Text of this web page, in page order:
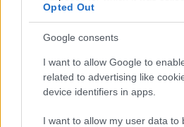
Opted Out
Google consents
I want to allow Google to
related to advertising like
device identifiers in apps.
I want to allow my user data to
του οποίου θα οδηγηθούν
για τις απολογίες τους.
στοιχεία των διωκτικών
δράστες άνοιξαν πυρ
αυτοκινήτου έξω από
λεωφόρο Μαραθώνος και
τράπηκαν σε φυγή.